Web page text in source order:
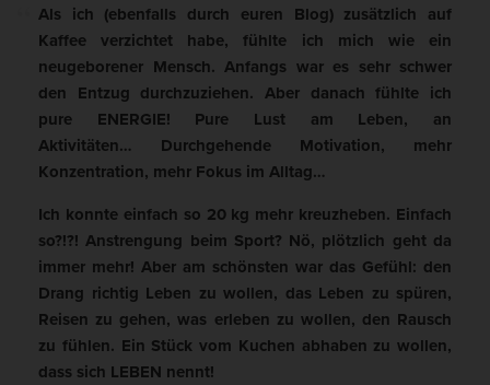
Als ich (ebenfalls durch euren Blog) zusätzlich auf
Kaffee verzichtet habe, fühlte ich mich wie ein
neugeborener Mensch. Anfangs war es sehr schwer
den Entzug durchzuziehen. Aber danach fühlte ich
pure ENERGIE! Pure Lust am Leben, an
Aktivitäten… Durchgehende Motivation, mehr
Konzentration, mehr Fokus im Alltag…
Ich konnte einfach so 20 kg mehr kreuzheben. Einfach
so?!?! Anstrengung beim Sport? Nö, plötzlich geht da
immer mehr! Aber am schönsten war das Gefühl: den
Drang richtig Leben zu wollen, das Leben zu spüren,
Reisen zu gehen, was erleben zu wollen, den Rausch
zu fühlen. Ein Stück vom Kuchen abhaben zu wollen,
dass sich LEBEN nennt!